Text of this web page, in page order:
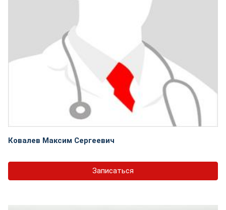
Ковалев Максим Сергеевич
Записаться